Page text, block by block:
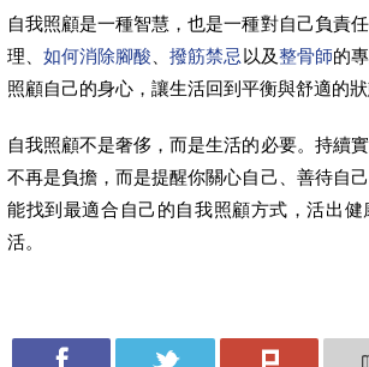
自我照顧是一種智慧，也是一種對自己負責
理、如何消除腳酸、撥筋禁忌以及整骨師的
照顧自己的身心，讓生活回到平衡與舒適的狀
自我照顧不是奢侈，而是生活的必要。持續
不再是負擔，而是提醒你關心自己、善待自
能找到最適合自己的自我照顧方式，活出
活。